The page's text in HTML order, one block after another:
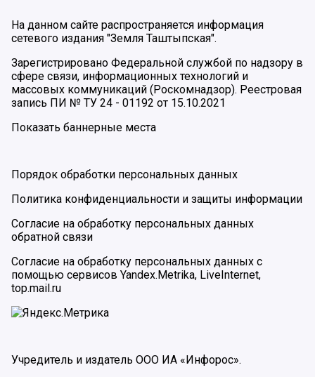
На данном сайте распространяется информация
сетевого издания "Земля Таштыпская".
Зарегистрировано Федеральной службой по надзору в
сфере связи, информационных технологий и
массовых коммуникаций (Роскомнадзор). Реестровая
запись ПИ № ТУ 24 - 01192 от 15.10.2021
Показать баннерные места
Порядок обработки персональных данных
Политика конфиденциальности и защиты информации
Согласие на обработку персональных данных
обратной связи
Согласие на обработку персональных данных с
помощью сервисов Yandex.Metrika, LiveInternet,
top.mail.ru
Учредитель и издатель ООО ИА «Инфорос».